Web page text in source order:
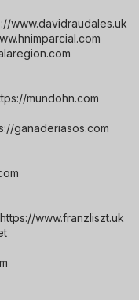
www.davidraudales.uk
mundohn.com
ganaderiasos.com
www.franzliszt.uk